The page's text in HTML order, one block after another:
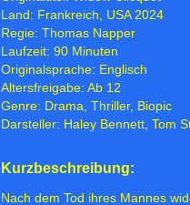
Land: Frankreich, USA 2024
Regie: Thomas Napper
Laufzeit: 90 Minuten
Originalsprache: Englisch
Altersfreigabe: Ab 12
Genre: Drama, Thriller, Biopic
Darsteller: Haley Bennett, Tom
Kurzbeschreibung:
Nach dem Tod ihres Mannes